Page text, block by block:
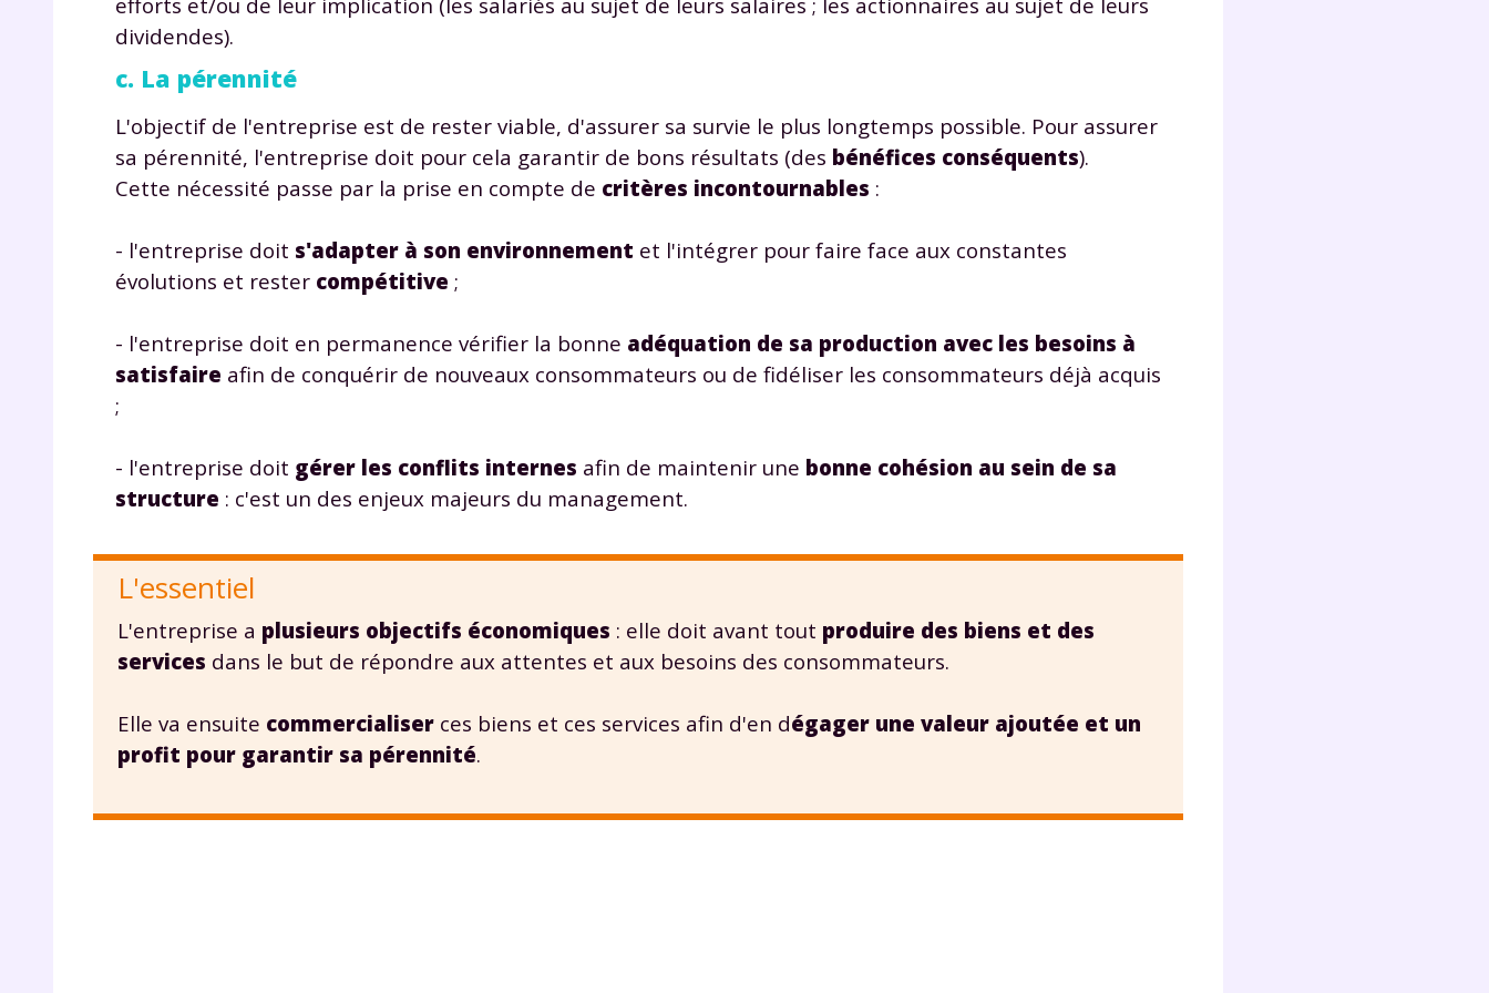
dividendes).
c. La pérennité
L'objectif de l'entreprise est de rester viable, d'assurer sa survie le plus longtemps possible. Pour assurer
sa pérennité, l'entreprise doit pour cela garantir de bons résultats (des bénéfices conséquents).
Cette nécessité passe par la prise en compte de critères incontournables :
- l'entreprise doit s'adapter à son environnement et l'intégrer pour faire face aux constantes
évolutions et rester compétitive ;
- l'entreprise doit en permanence vérifier la bonne adéquation de sa production avec les besoins à
satisfaire afin de conquérir de nouveaux consommateurs ou de fidéliser les consommateurs déjà acquis
;
- l'entreprise doit gérer les conflits internes afin de maintenir une bonne cohésion au sein de sa
structure : c'est un des enjeux majeurs du management.
L'essentiel
L'entreprise a plusieurs objectifs économiques : elle doit avant tout produire des biens et des
services dans le but de répondre aux attentes et aux besoins des consommateurs.
Elle va ensuite commercialiser ces biens et ces services afin d'en dégager une valeur ajoutée et un
profit pour garantir sa pérennité.
de vos données personnelles et pour exercer vos droits, vous pouvez consulter